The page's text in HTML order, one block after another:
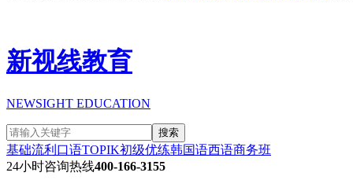
新视线教育
NEWSIGHT EDUCATION
搜索
基础流利口语TOPIK初级优练韩国语西语商务班
24小时咨询热线400-166-3155